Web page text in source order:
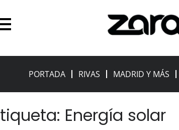
PORTADA RIVAS MADRID Y MÁS
Energía solar